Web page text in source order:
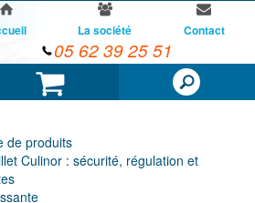
Panier
La société Contact
05 62 39 25 51
de produits
Culinor : sécurité, régulation et